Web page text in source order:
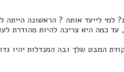
למי לייעד אותה ? הראשונה
עד כמה היא צריכה להיות מהודרת
המבט שלך ובה המנדלות יהיו